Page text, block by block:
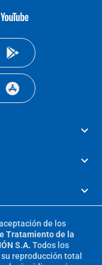
youtube-
de los
Tratamiento de la
S.A. Todos los
reproducción total